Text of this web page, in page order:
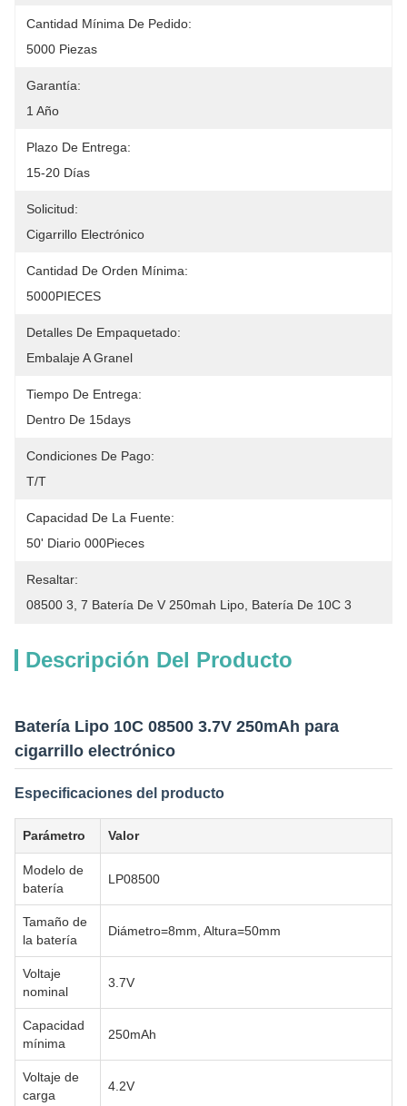
Cantidad Mínima De Pedido:
5000 Piezas
Garantía:
1 Año
Plazo De Entrega:
15-20 Días
Solicitud:
Cigarrillo Electrónico
Cantidad De Orden Mínima:
5000PIECES
Detalles De Empaquetado:
Embalaje A Granel
Tiempo De Entrega:
Dentro De 15days
Condiciones De Pago:
T/T
Capacidad De La Fuente:
50' Diario 000Pieces
Resaltar:
08500 3 7 Batería De V 250mah Lipo Batería De 10C 3
Descripción Del Producto
Batería Lipo 10C 08500 3.7V 250mAh para
cigarrillo electrónico
Especificaciones del producto
Parámetro Valor
Modelo de
batería
LP08500
Tamaño de
la batería
Diámetro=8mm, Altura=50mm
Voltaje
nominal
3.7V
Capacidad
mínima
250mAh
Voltaje de
carga
4.2V